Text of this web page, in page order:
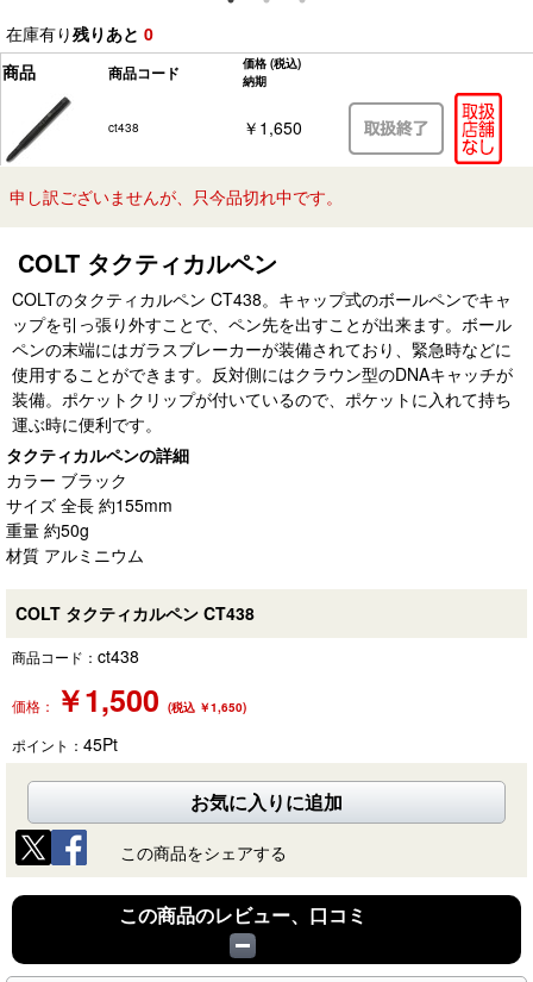
在庫有り残りあと 0
商品
商品コード 価格 (税込)
納期
ct438 ￥1,650
申し訳ございませんが、只今品切れ中です。
COLT タクティカルペン
COLTのタクティカルペン CT438。キャップ式のボールペンでキャ
ップを引っ張り外すことで、ペン先を出すことが出来ます。ボール
ペンの末端にはガラスブレーカーが装備されており、緊急時などに
使用することができます。反対側にはクラウン型のDNAキャッチが
装備。ポケットクリップが付いているので、ポケットに入れて持ち
運ぶ時に便利です。
タクティカルペンの詳細
カラー ブラック
サイズ 全長 約155mm
重量 約50g
材質 アルミニウム
COLT タクティカルペン CT438
商品コード： ct438
価格： ￥1,500 (税込 ￥1,650)
ポイント： 45Pt
お気に入りに追加
この商品をシェアする
この商品のレビュー、口コミ